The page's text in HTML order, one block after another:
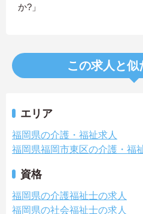
か?」
この求人と
エリア
福岡県の介護・福祉求人
福岡県福岡市東区の介護・福
資格
福岡県の介護福祉士の求人
福岡県の社会福祉士の求人